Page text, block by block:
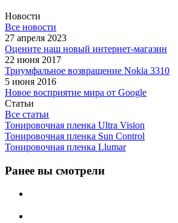
Новости
Все новости
27 апреля 2023
Оцените наш новый интернет-магазин
22 июня 2017
Триумфальное возвращение Nokia 3310
5 июня 2016
Новое восприятие мира от Google
Статьи
Все статьи
Тонировочная пленка Ultra Vision
Тонировочная пленка Sun Control
Тонировочная пленка Llumar
Ранее вы смотрели